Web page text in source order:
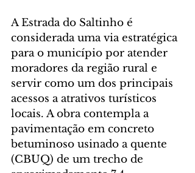
A Estrada do Saltinho é
considerada uma via estratégica
para o município por atender
moradores da região rural e
servir como um dos principais
acessos a atrativos turísticos
locais. A obra contempla a
pavimentação em concreto
betuminoso usinado a quente
(CBUQ) de um trecho de